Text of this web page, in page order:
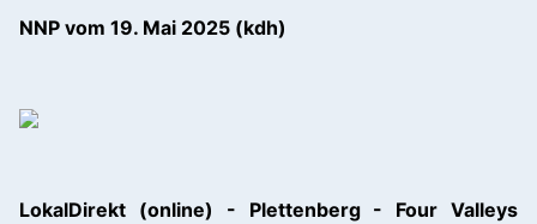
NNP vom 19. Mai 2025 (kdh)
LokalDirekt (online) - Plettenberg - Four Valleys